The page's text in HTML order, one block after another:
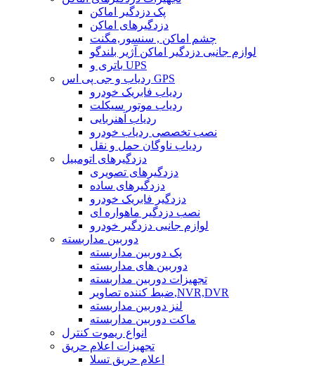
پک دزدگیر اماکن
دزدگیرهای اماکن
چشم اماکن , سنسور,مگنت
لوازم جانبی دزدگیر اماکن آژیر بلندگو
باتری و UPS
ردیاب و جی پی اس GPS
ردیاب فابریک خودرو
ردیاب موتور سیکلت
ردیاب آهنربایی
نصب تخصصی ردیاب خودرو
ردیاب ناوگان حمل و نقل
دزدگیرهای اتومبیل
دزدگیرهای تصویری
دزدگیرهای ساده
دزدگیر فابریک خودرو
نصب دزدگیر ماهواره ای
لوازم جانبی دزدگیر خودرو
دوربین مداربسته
پک دوربین مداربسته
دوربین های مداربسته
تجهیزات دوربین مداربسته
ضبط کننده تصاویر,NVR,DVR
لنز دوربین مداربسته
ماکت دوربین مداربسته
انواع ریموت کنترل
تجهیزات اعلام حریق
اعلام حریق تسلا